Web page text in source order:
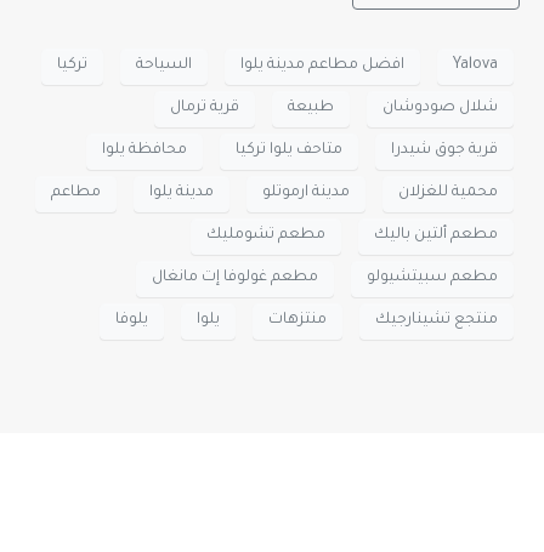
Yalova افضل مطاعم مدينة يلوا السياحة تركيا
شلال صودوشان طبيعة قرية ترمال
قرية جوق شيدرا متاحف يلوا تركيا محافظة يلوا
محمية للغزلان مدينة ارموتلو مدينة يلوا مطاعم
مطعم ألتين باليك مطعم تشومليك
مطعم سبيتشيولو مطعم غولوفا إت مانغال
منتجع تشينارجيك منتزهات يلوا يلوفا